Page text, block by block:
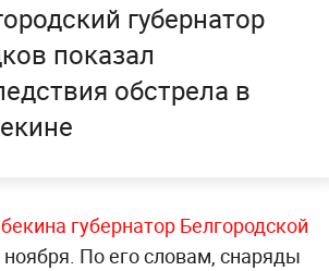
губернатор
показал
обстрела в
губернатор Белгородской
По его словам, снаряды